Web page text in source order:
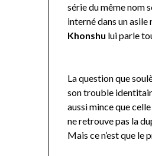
série du même nom
interné dans un
Khonshu lui parle
La question que
son trouble
aussi mince que
ne retrouve pas la
Mais ce n’est que le